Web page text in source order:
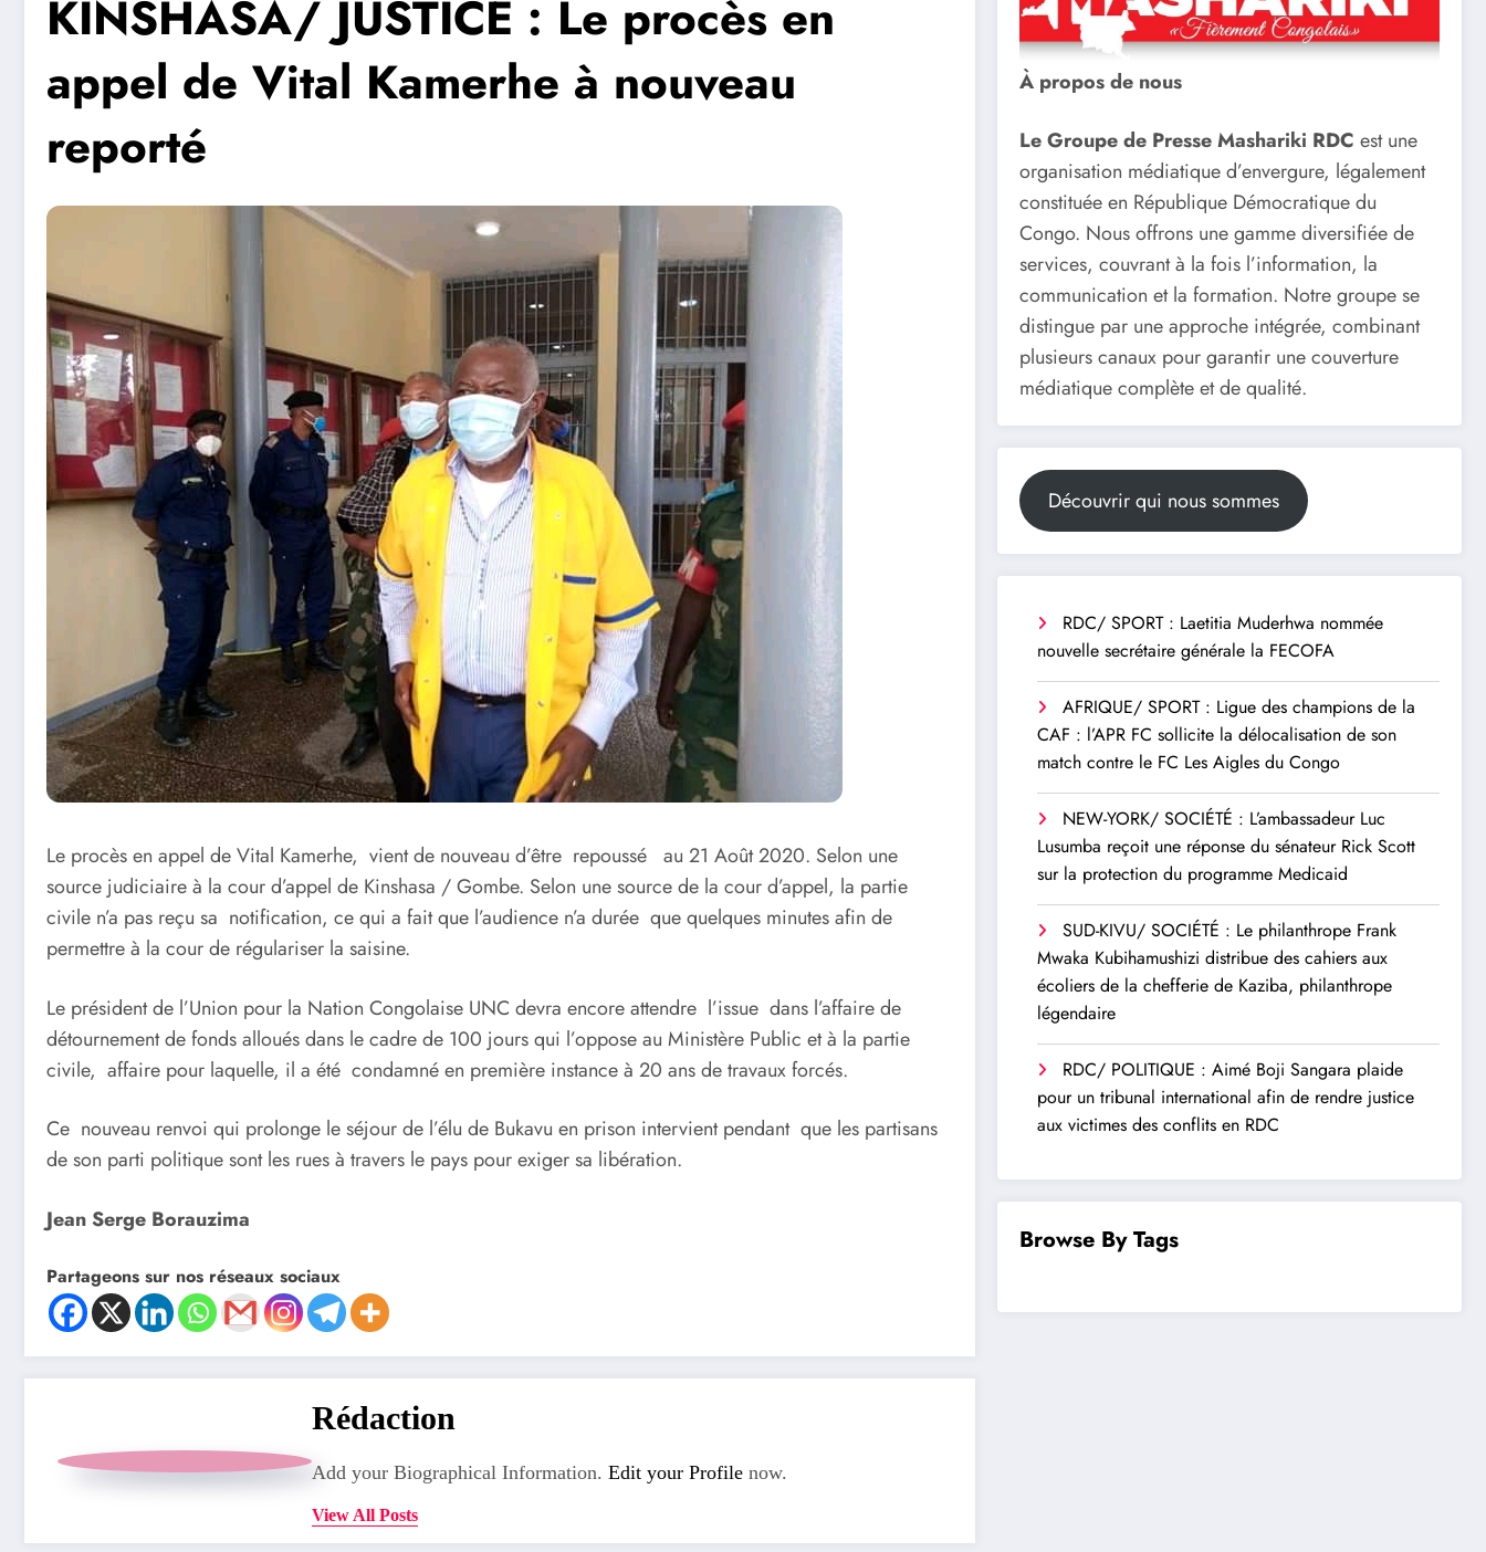
KINSHASA/ JUSTICE : Le procès en
appel de Vital Kamerhe à nouveau
reporté
Le procès en appel de Vital Kamerhe, vient de nouveau d’être repoussé au 21 Août 2020. Selon une
source judiciaire à la cour d’appel de Kinshasa / Gombe. Selon une source de la cour d’appel, la partie
civile n’a pas reçu sa notification, ce qui a fait que l’audience n’a durée que quelques minutes afin de
permettre à la cour de régulariser la saisine.
Le président de l’Union pour la Nation Congolaise UNC devra encore attendre l’issue dans l’affaire de
détournement de fonds alloués dans le cadre de 100 jours qui l’oppose au Ministère Public et à la partie
civile, affaire pour laquelle, il a été condamné en première instance à 20 ans de travaux forcés.
Ce nouveau renvoi qui prolonge le séjour de l’élu de Bukavu en prison intervient pendant que les partisans
de son parti politique sont les rues à travers le pays pour exiger sa libération.
Jean Serge Borauzima
Partageons sur nos réseaux sociaux
Rédaction
Add your Biographical Information. Edit your Profile now.
View All Posts
À propos de nous
Le Groupe de Presse Mashariki RDC est une
organisation médiatique d’envergure, légalement
constituée en République Démocratique du
Congo. Nous offrons une gamme diversifiée de
services, couvrant à la fois l’information, la
communication et la formation. Notre groupe se
distingue par une approche intégrée, combinant
plusieurs canaux pour garantir une couverture
médiatique complète et de qualité.
Découvrir qui nous sommes
RDC/ SPORT : Laetitia Muderhwa nommée
nouvelle secrétaire générale la FECOFA
AFRIQUE/ SPORT : Ligue des champions de la
CAF : l’APR FC sollicite la délocalisation de son
match contre le FC Les Aigles du Congo
NEW-YORK/ SOCIÉTÉ : L’ambassadeur Luc
Lusumba reçoit une réponse du sénateur Rick Scott
sur la protection du programme Medicaid
SUD-KIVU/ SOCIÉTÉ : Le philanthrope Frank
Mwaka Kubihamushizi distribue des cahiers aux
écoliers de la chefferie de Kaziba, philanthrope
légendaire
RDC/ POLITIQUE : Aimé Boji Sangara plaide
pour un tribunal international afin de rendre justice
aux victimes des conflits en RDC
Browse By Tags